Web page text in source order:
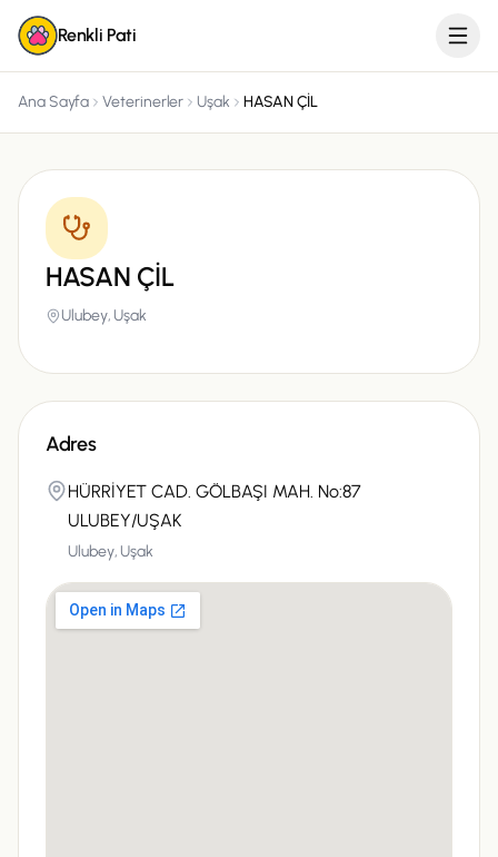
Renkli Pati
Ana Sayfa Veterinerler Uşak HASAN ÇİL
HASAN ÇİL
Ulubey, Uşak
Adres
HÜRRİYET CAD. GÖLBAŞI MAH. No:87
ULUBEY/UŞAK
Ulubey, Uşak